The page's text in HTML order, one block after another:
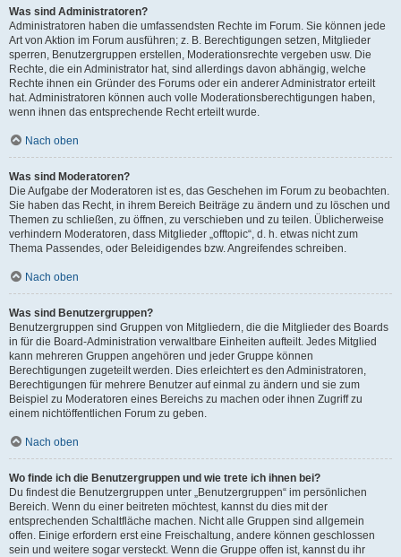
Was sind Administratoren?
Administratoren haben die umfassendsten Rechte im Forum. Sie können jede
Art von Aktion im Forum ausführen; z. B. Berechtigungen setzen, Mitglieder
sperren, Benutzergruppen erstellen, Moderationsrechte vergeben usw. Die
Rechte, die ein Administrator hat, sind allerdings davon abhängig, welche
Rechte ihnen ein Gründer des Forums oder ein anderer Administrator erteilt
hat. Administratoren können auch volle Moderationsberechtigungen haben,
wenn ihnen das entsprechende Recht erteilt wurde.
Nach oben
Was sind Moderatoren?
Die Aufgabe der Moderatoren ist es, das Geschehen im Forum zu beobachten.
Sie haben das Recht, in ihrem Bereich Beiträge zu ändern und zu löschen und
Themen zu schließen, zu öffnen, zu verschieben und zu teilen. Üblicherweise
verhindern Moderatoren, dass Mitglieder „offtopic“, d. h. etwas nicht zum
Thema Passendes, oder Beleidigendes bzw. Angreifendes schreiben.
Nach oben
Was sind Benutzergruppen?
Benutzergruppen sind Gruppen von Mitgliedern, die die Mitglieder des Boards
in für die Board-Administration verwaltbare Einheiten aufteilt. Jedes Mitglied
kann mehreren Gruppen angehören und jeder Gruppe können
Berechtigungen zugeteilt werden. Dies erleichtert es den Administratoren,
Berechtigungen für mehrere Benutzer auf einmal zu ändern und sie zum
Beispiel zu Moderatoren eines Bereichs zu machen oder ihnen Zugriff zu
einem nichtöffentlichen Forum zu geben.
Nach oben
Wo finde ich die Benutzergruppen und wie trete ich ihnen bei?
Du findest die Benutzergruppen unter „Benutzergruppen“ im persönlichen
Bereich. Wenn du einer beitreten möchtest, kannst du dies mit der
entsprechenden Schaltfläche machen. Nicht alle Gruppen sind allgemein
offen. Einige erfordern erst eine Freischaltung, andere können geschlossen
sein und weitere sogar versteckt. Wenn die Gruppe offen ist, kannst du ihr